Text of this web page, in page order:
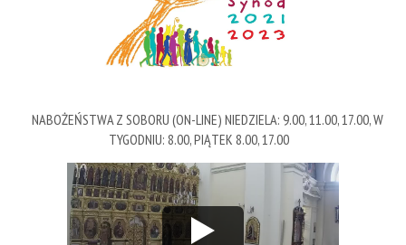
NABOŻEŃSTWA Z SOBORU (ON-LINE) NIEDZIELA: 9.00, 11.00, 17.00, W
TYGODNIU: 8.00, PIĄTEK 8.00, 17.00